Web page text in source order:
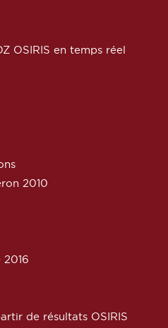
OSIRIS en temps réel
2010
2016
de résultats OSIRIS